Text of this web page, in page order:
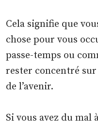
Cela signifie que
chose pour vous
passe-temps ou
rester concentré
de l’avenir.
Si vous avez du mal